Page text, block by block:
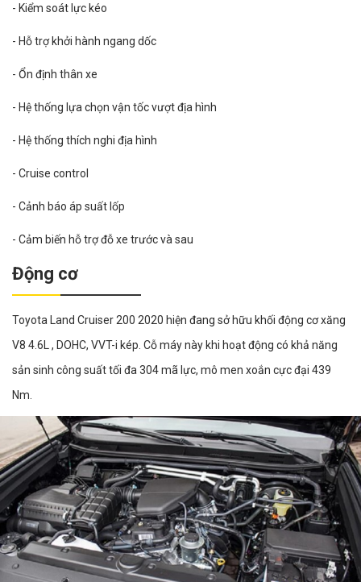
- Kiểm soát lực kéo
- Hỗ trợ khởi hành ngang dốc
- Ổn định thân xe
- Hệ thống lựa chọn vận tốc vượt địa hình
- Hệ thống thích nghi địa hình
- Cruise control
- Cảnh báo áp suất lốp
- Cảm biến hỗ trợ đỗ xe trước và sau
Động cơ
Toyota Land Cruiser 200 2020 hiện đang sở hữu khối động cơ xăng
V8 4.6L , DOHC, VVT-i kép. Cỗ máy này khi hoạt động có khả năng
sản sinh công suất tối đa 304 mã lực, mô men xoắn cực đại 439
Nm.